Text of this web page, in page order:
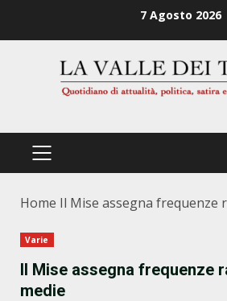
7 Agosto 2026
PRIMÄRES
Home Il Mise assegna frequenze
Varie
Il Mise assegna frequenze
medie